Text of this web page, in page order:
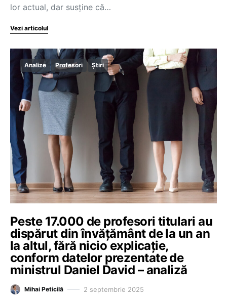
lor actual, dar susține că…
Vezi articolul
Analize Profesori Știri
Peste 17.000 de profesori titulari au
dispărut din învățământ de la un an
la altul, fără nicio explicație,
conform datelor prezentate de
ministrul Daniel David – analiză
Mihai Peticilă 2 septembrie 2025